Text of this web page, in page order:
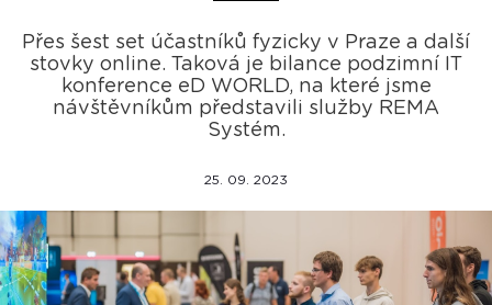
Přes šest set účastníků fyzicky v Praze a další
stovky online. Taková je bilance podzimní IT
konference eD WORLD, na které jsme
návštěvníkům představili služby REMA
Systém.
25. 09. 2023